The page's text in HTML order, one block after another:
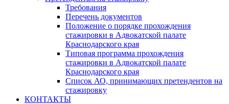
Требования
Перечень документов
Положение о порядке прохождения
стажировки в Адвокатской палате
Краснодарского края
Типовая программа прохождения
стажировки в Адвокатской палате
Краснодарского края
Список АО, принимающих претендентов на
стажировку
КОНТАКТЫ